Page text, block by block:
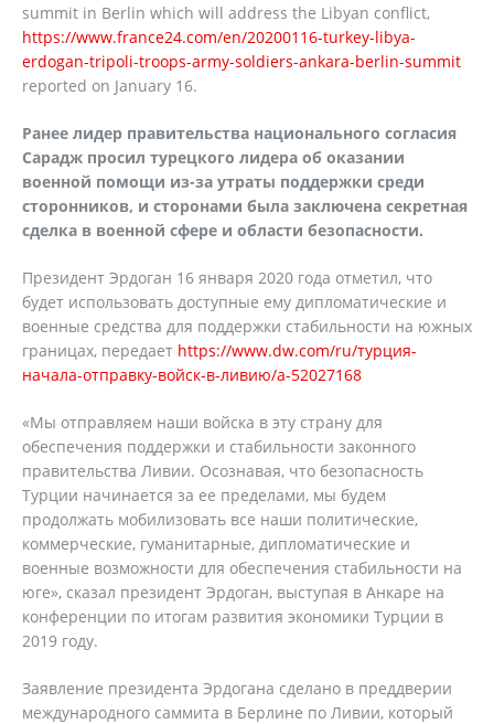
summit in Berlin which will address the Libyan conflict,
https://www.france24.com/en/20200116-turkey-libya-
erdogan-tripoli-troops-army-soldiers-ankara-berlin-summit
reported on January 16.
Ранее лидер правительства национального согласия
Сарадж просил турецкого лидера об оказании
военной помощи из-за утраты поддержки среди
сторонников, и сторонами была заключена секретная
сделка в военной сфере и области безопасности.
Президент Эрдоган 16 января 2020 года отметил, что
будет использовать доступные ему дипломатические и
военные средства для поддержки стабильности на южных
границах, передает https://www.dw.com/ru/турция-
начала-отправку-войск-в-ливию/a-52027168
«Мы отправляем наши войска в эту страну для
обеспечения поддержки и стабильности законного
правительства Ливии. Осознавая, что безопасность
Турции начинается за ее пределами, мы будем
продолжать мобилизовать все наши политические,
коммерческие, гуманитарные, дипломатические и
военные возможности для обеспечения стабильности на
юге», сказал президент Эрдоган, выступая в Анкаре на
конференции по итогам развития экономики Турции в
2019 году.
Заявление президента Эрдогана сделано в преддверии
международного саммита в Берлине по Ливии, который